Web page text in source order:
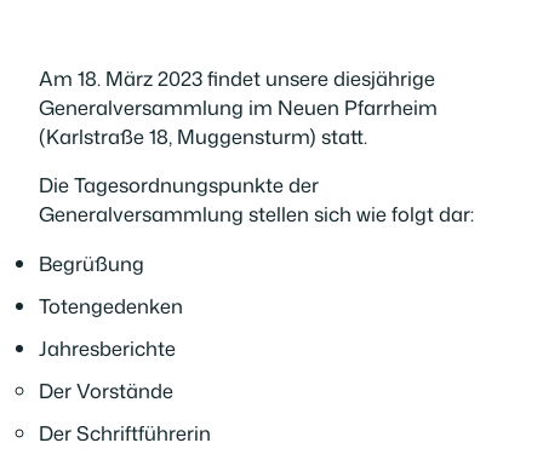
Am 18. März 2023 findet unsere diesjährige
Generalversammlung im Neuen Pfarrheim
(Karlstraße 18, Muggensturm) statt.
Die Tagesordnungspunkte der
Generalversammlung stellen sich wie folgt dar:
Begrüßung
Totengedenken
Jahresberichte
Der Vorstände
Der Schriftführerin